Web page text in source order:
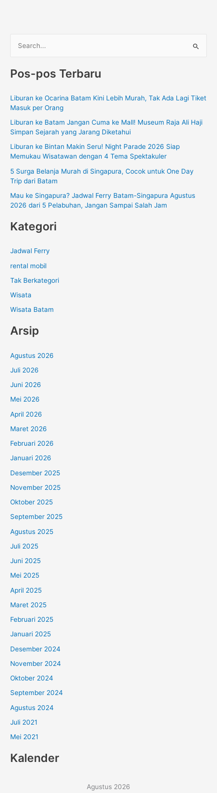
r
u
t
k
Pos-pos Terbaru
Liburan ke Ocarina Batam Kini Lebih Murah, Tak Ada Lagi Tiket
Masuk per Orang
Liburan ke Batam Jangan Cuma ke Mall! Museum Raja Ali Haji
Simpan Sejarah yang Jarang Diketahui
Liburan ke Bintan Makin Seru! Night Parade 2026 Siap
Memukau Wisatawan dengan 4 Tema Spektakuler
5 Surga Belanja Murah di Singapura, Cocok untuk One Day
Trip dari Batam
Mau ke Singapura? Jadwal Ferry Batam-Singapura Agustus
2026 dari 5 Pelabuhan, Jangan Sampai Salah Jam
Kategori
Jadwal Ferry
rental mobil
Tak Berkategori
Wisata
Wisata Batam
Arsip
Agustus 2026
Juli 2026
Juni 2026
Mei 2026
April 2026
Maret 2026
Februari 2026
Januari 2026
Desember 2025
November 2025
Oktober 2025
September 2025
Agustus 2025
Juli 2025
Juni 2025
Mei 2025
April 2025
Maret 2025
Februari 2025
Januari 2025
Desember 2024
November 2024
Oktober 2024
September 2024
Agustus 2024
Juli 2021
Mei 2021
Kalender
Agustus 2026